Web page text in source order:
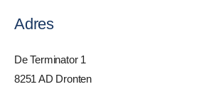
Adres
De Terminator 1
8251 AD Dronten